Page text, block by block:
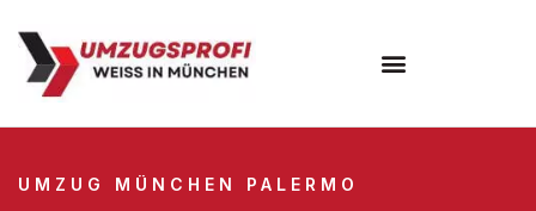
UMZUG MÜNCHEN PALERMO